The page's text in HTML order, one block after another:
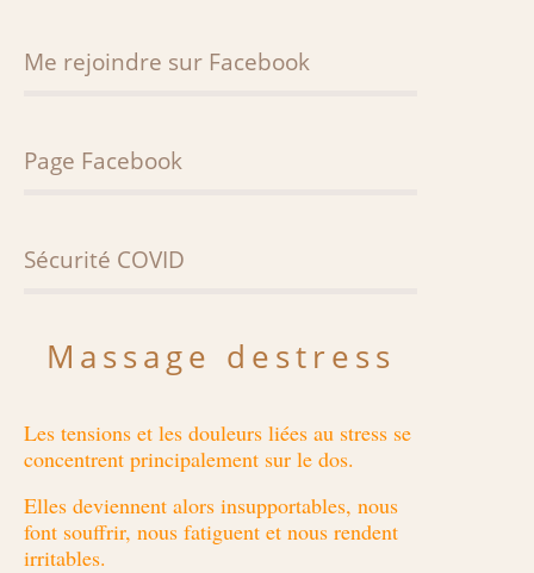
TARIFS
Les bienfaits des fruits secs
Me rejoindre sur Facebook
Page Facebook
Sécurité COVID
Massage destress
Les tensions et les douleurs liées au stress se
concentrent principalement sur le dos.
Elles deviennent alors insupportables, nous
font souffrir, nous fatiguent et nous rendent
irritables.